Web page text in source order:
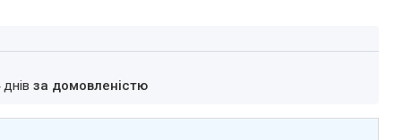
днівза домовленістю